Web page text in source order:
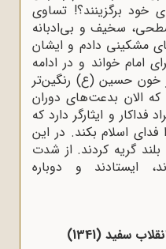
خود برگزینند؟! تساوى
سخیف و بى‌ادبانه
مشکینى دادم و ایشان
امام خواند و در ادامه
خون حسین (ع) رنگین‌تر
الان بدعت‌هاى دوران
فداکار و ایثارگر دارد که
اسلام بکند. در این
گریه کردند. از شدت
ایستادند و دوباره
سفید (1341)